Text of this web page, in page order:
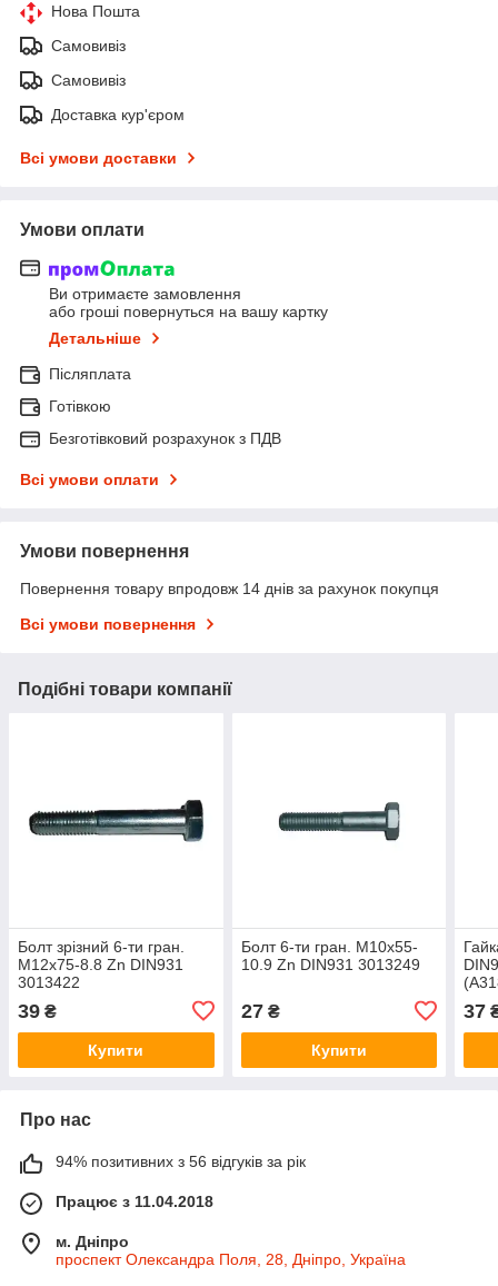
Нова Пошта
Самовивіз
Самовивіз
Доставка кур'єром
Всі умови доставки
Умови оплати
Ви отримаєте замовлення
або гроші повернуться на вашу картку
Детальніше
Післяплата
Готівкою
Безготівковий розрахунок з ПДВ
Всі умови оплати
Умови повернення
Повернення товару впродовж 14 днів за рахунок покупця
Всі умови повернення
Подібні товари компанії
Болт зрізний 6-ти гран.
M12x75-8.8 Zn DIN931
3013422
39 ₴
Купити
Болт 6-ти гран. M10x55-
10.9 Zn DIN931 3013249
27₴
Купити
37
Про нас
94% позитивних з 56 відгуків за рік
Працює з 11.04.2018
м. Дніпро
проспект Олександра Поля, 28, Дніпро, Україна